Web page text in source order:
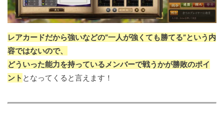
レアカードだから強いなどの”一人が強くても勝てる”という内
容ではないので、
どういった能力を持っているメンバーで戦うかが勝敗のポイ
ント となってくると言えます！